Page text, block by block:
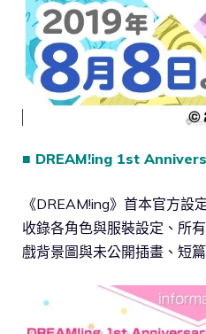
■ DREAM!ing 1st
《DREAM!ing》首本官方設
收錄各角色與服裝設定、所
戲背景圖與未公開插畫、短